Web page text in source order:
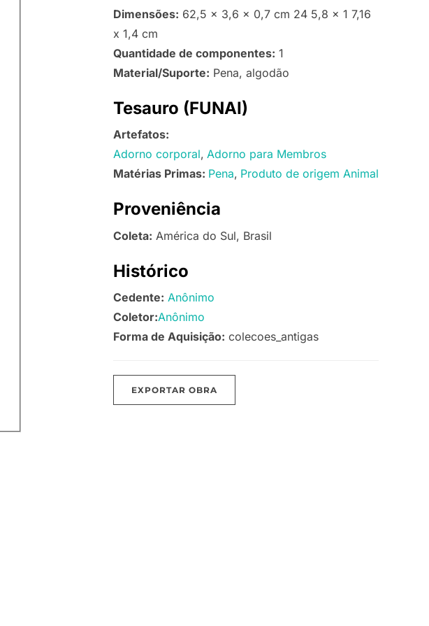
Dimensões: 62,5 x 3,6 x 0,7 cm 24 5,8 x 1 7,16
x 1,4 cm
Quantidade de componentes: 1
Material/Suporte: Pena, algodão
Tesauro (FUNAI)
Artefatos:
Adorno corporal Adorno para Membros
Matérias Primas: Pena Produto de origem Animal
Proveniência
Coleta: América do Sul, Brasil
Histórico
Cedente: Anônimo
Coletor:Anônimo
Forma de Aquisição: colecoes_antigas
EXPORTAR OBRA